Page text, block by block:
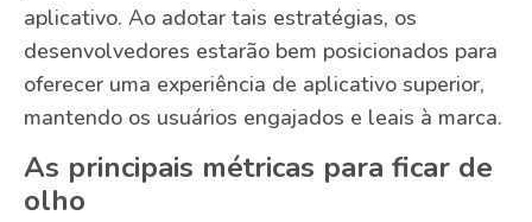
aplicativo. Ao adotar tais estratégias, os
desenvolvedores estarão bem posicionados para
oferecer uma experiência de aplicativo superior,
mantendo os usuários engajados e leais à marca.
As principais métricas para ficar de
olho